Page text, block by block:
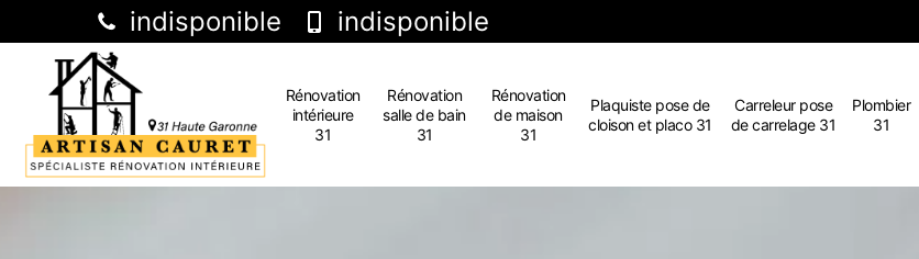
indisponible indisponible
Rénovation
intérieure
31
Rénovation
salle de bain
31
Rénovation
de maison
31
Plaquiste pose de
cloison et placo 31
Carreleur pose
de carrelage 31
Plombier
31